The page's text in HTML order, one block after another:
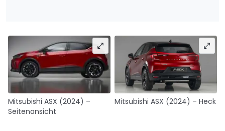
Mitsubishi ASX (2024) –
Seitenansicht
Mitsubishi ASX (2024) – Heck